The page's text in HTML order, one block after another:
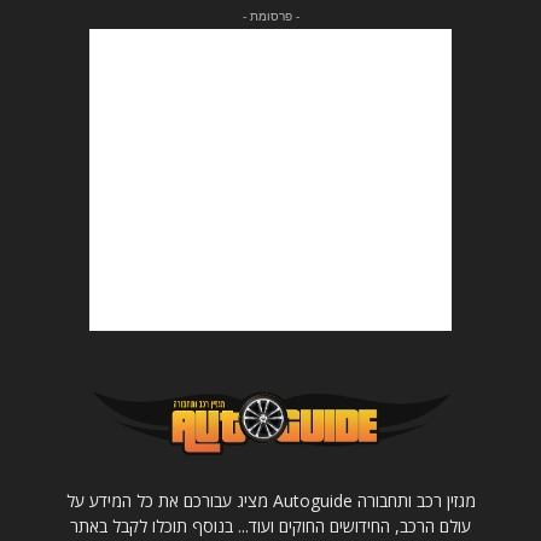
- פרסומת -
מגזין רכב ותחבורה Autoguide מציג עבורכם את כל המידע על
עולם הרכב, החידושים החוקים ועוד... בנוסף תוכלו לקבל באתר